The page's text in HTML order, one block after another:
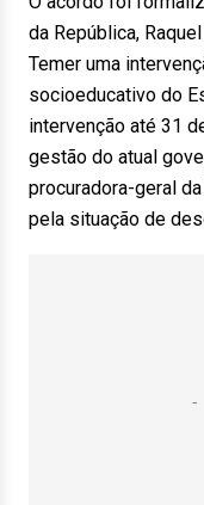
da República,
Temer uma
socioeducativo do
intervenção até 31
gestão do atual
procuradora-geral
pela situação de